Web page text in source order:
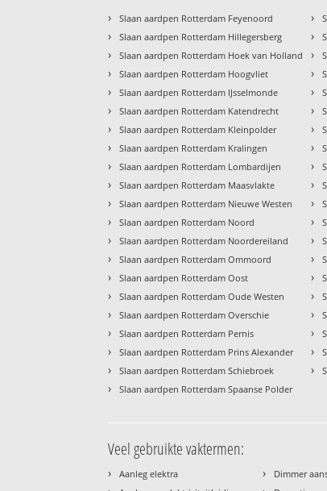
› Slaan aardpen Rotterdam Feyenoord
› Slaan aardpen Rotterdam Hillegersberg
› Slaan aardpen Rotterdam Hoek van Holland
› Slaan aardpen Rotterdam Hoogvliet
› Slaan aardpen Rotterdam IJsselmonde
› Slaan aardpen Rotterdam Katendrecht
› Slaan aardpen Rotterdam Kleinpolder
› Slaan aardpen Rotterdam Kralingen
› Slaan aardpen Rotterdam Lombardijen
› Slaan aardpen Rotterdam Maasvlakte
› Slaan aardpen Rotterdam Nieuwe Westen
› Slaan aardpen Rotterdam Noord
› Slaan aardpen Rotterdam Noordereiland
› Slaan aardpen Rotterdam Ommoord
› Slaan aardpen Rotterdam Oost
› Slaan aardpen Rotterdam Oude Westen
› Slaan aardpen Rotterdam Overschie
› Slaan aardpen Rotterdam Pernis
› Slaan aardpen Rotterdam Prins Alexander
› Slaan aardpen Rotterdam Schiebroek
› Slaan aardpen Rotterdam Spaanse Polder
›
›
›
›
›
›
›
›
›
›
›
›
›
›
›
›
›
›
›
›
Veel gebruikte vaktermen:
› Aanleg elektra › Dimmer